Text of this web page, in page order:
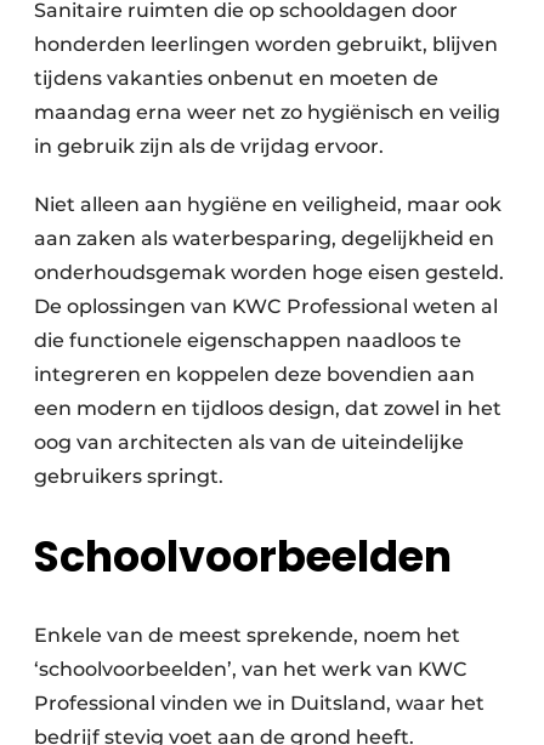
Sanitaire ruimten die op schooldagen door
honderden leerlingen worden gebruikt, blijven
tijdens vakanties onbenut en moeten de
maandag erna weer net zo hygiënisch en veilig
in gebruik zijn als de vrijdag ervoor.
Niet alleen aan hygiëne en veiligheid, maar ook
aan zaken als waterbesparing, degelijkheid en
onderhoudsgemak worden hoge eisen gesteld.
De oplossingen van KWC Professional weten al
die functionele eigenschappen naadloos te
integreren en koppelen deze bovendien aan
een modern en tijdloos design, dat zowel in het
oog van architecten als van de uiteindelijke
gebruikers springt.
Schoolvoorbeelden
Enkele van de meest sprekende, noem het
‘schoolvoorbeelden’, van het werk van KWC
Professional vinden we in Duitsland, waar het
bedrijf stevig voet aan de grond heeft.